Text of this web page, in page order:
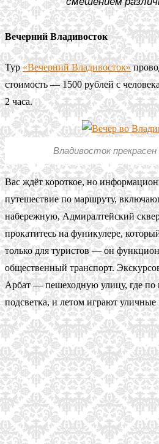
Вечерний Владивосток
Тур«Вечерний Владивосток»
стоимость — 1500 рублей с
2 часа.
Владивосток прекрасен
Вас ждёт короткое, но
путешествие по маршруту,
набережную, Адмиралтейский
прокатитесь на фуникулере,
только для туристов — он
общественный транспорт.
Арбат — пешеходную улицу, где по
подсветка, и летом играют